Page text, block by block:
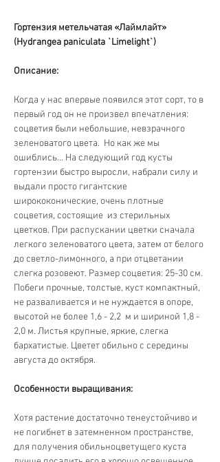
Гортензия метельчатая «Лаймлайт»
(Hydrangea paniculata `Limelight`)
Описание:
Когда у нас впервые появился этот сорт, то в
первый год он не произвел впечатления:
соцветия были небольшие, невзрачного
зеленоватого цвета.  Но как же мы
ошиблись… На следующий год кусты
гортензии быстро выросли, набрали силу и
выдали просто гигантские
ширококонические, очень плотные
соцветия, состоящие  из стерильных
цветков. При распускании цветки сначала
легкого зеленоватого цвета, затем от белого
до светло-лимонного, а при отцветании
слегка розовеют. Размер соцветия: 25-30 см.
Побеги прочные, толстые, куст компактный,
не разваливается и не нуждается в опоре,
высотой не более 1,6 - 2,2  м и шириной 1,8 -
2,0 м. Листья крупные, яркие, слегка
бархатистые. Цветет обильно с середины
августа до октября.
Особенности выращивания:
Хотя растение достаточно тенеустойчиво и
не погибнет в затемненном пространстве,
для получения обильноцветущего куста